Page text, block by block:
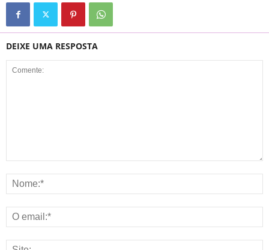
DEIXE UMA RESPOSTA